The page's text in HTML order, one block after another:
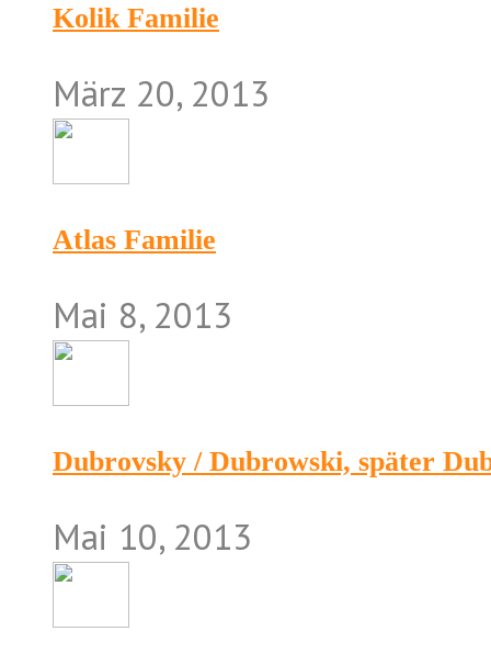
Kolik Familie
März 20, 2013
Atlas Familie
Mai 8, 2013
Dubrovsky / Dubrowski, später
Mai 10, 2013